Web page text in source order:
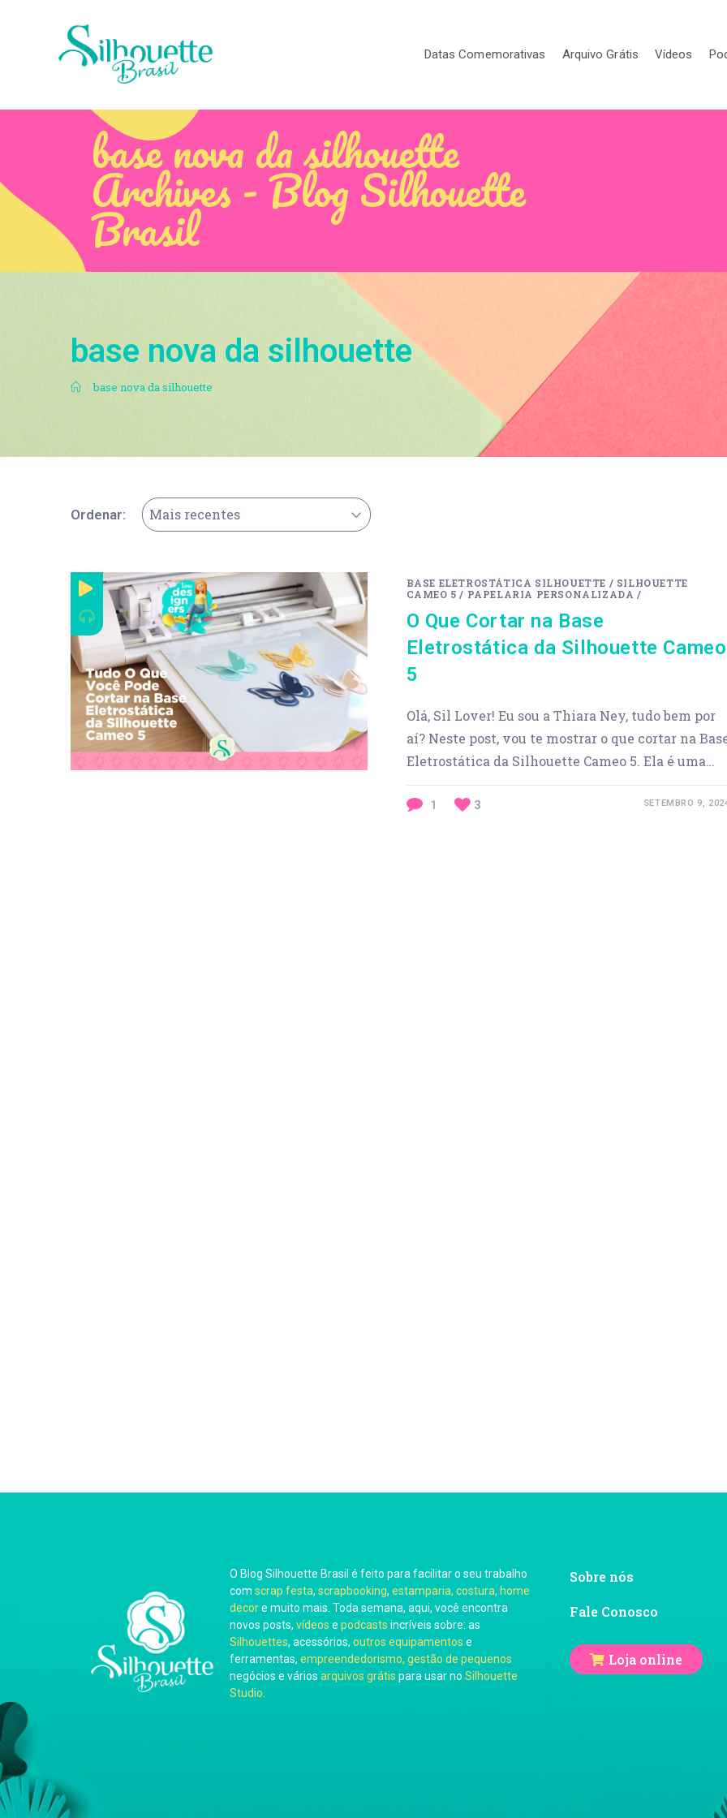
Datas Comemorativas Arquivo Grátis Vídeos
base nova da silhouette
Archives - Blog Silhouette
Brasil
base nova da silhouette
. base nova da silhouette
Ordenar: Mais recentes
BASE ELETROSTÁTICA SILHOUETTE / SILHOUETTE
CAMEO 5 / PAPELARIA PERSONALIZADA /
O Que Cortar na Base
Eletrostática da Silhouette Cameo
5
Olá, Sil Lover! Eu sou a Thiara Ney, tudo bem por
aí? Neste post, vou te mostrar o que cortar na
Eletrostática da Silhouette Cameo 5. Ela é uma…
1 3 SETEMBRO 9,
O Blog Silhouette Brasil é feito para facilitar o seu trabalho
com scrap festa, scrapbooking, estamparia, costura, home
decore muito mais. Toda semana, aqui, você encontra
novos posts, vídeos e podcasts incríveis sobre: as
Silhouettes, acessórios, outros equipamentos e
ferramentas, empreendedorismo, gestão de pequenos
negócios e vários arquivos grátis para usar no Silhouette
Studio
Sobre nós
Fale Conosco
Loja online